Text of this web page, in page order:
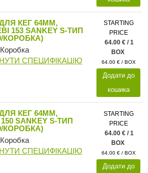
КЕГ 64ММ,
153 SANKEY S-ТИП
КОРОБКА)
СПЕЦИФІКАЦІЮ
STARTING
PRICE
64.00 € / 1
BOX
64.00 € / BOX
Додати до
кошика
КЕГ 64ММ,
SANKEY S-ТИП
КОРОБКА)
СПЕЦИФІКАЦІЮ
STARTING
PRICE
64.00 € / 1
BOX
64.00 € / BOX
Додати до